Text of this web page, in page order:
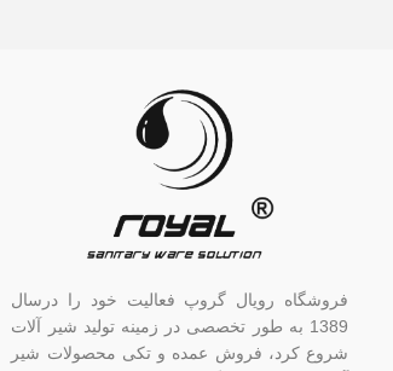
فروشگاه رویال گروپ فعالیت خود را درسال
1389 به طور تخصصی در زمینه تولید شیر آلات
شروع کرد، فروش عمده و تکی محصولات شیر